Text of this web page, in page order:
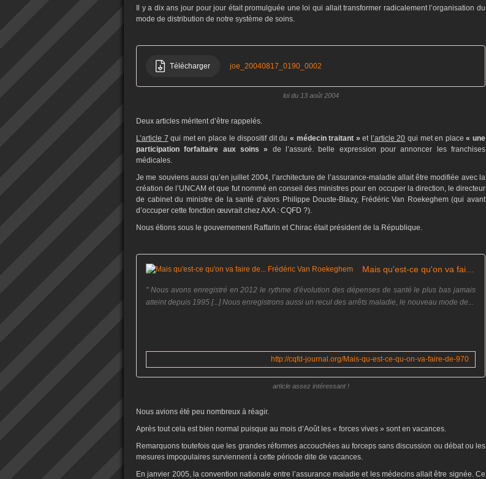
Il y a dix ans jour pour jour était promulguée une loi qui allait transformer radicalement l’organisation du
mode de distribution de notre système de soins.
Télécharger joe_20040817_0190_0002
loi du 13 août 2004
Deux articles méritent d’être rappelés.
L’article 7 qui met en place le dispositif dit du « médecin traitant »et l’article 20 qui met en place« une
participation forfaitaire aux soins » de l’assuré. belle expression pour annoncer les franchises
médicales.
Je me souviens aussi qu’en juillet 2004, l’architecture de l’assurance-maladie allait être modifiée avec la
création de l’UNCAM et que fut nommé en conseil des ministres pour en occuper la direction, le directeur
de cabinet du ministre de la santé d’alors Philippe Douste-Blazy, Frédéric Van Roekeghem (qui avant
d’occuper cette fonction œuvrait chez AXA : CQFD ?).
Nous étions sous le gouvernement Raffarin et Chirac était président de la République.
" Nous avons enregistré en 2012 le rythme d'évolution des dépenses de santé le plus bas jamais
atteint depuis 1995 [...] Nous enregistrons aussi un recul des arrêts maladie, le nouveau mode de...
http://cqfd-journal.org/Mais-qu-est-ce-qu-on-va-faire-de-970
article assez intéressant !
Nous avions été peu nombreux à réagir.
Après tout cela est bien normal puisque au mois d’Août les « forces vives » sont en vacances.
Remarquons toutefois que les grandes réformes accouchées au forceps sans discussion ou débat ou les
mesures impopulaires surviennent à cette période dite de vacances.
En janvier 2005, la convention nationale entre l’assurance maladie et les médecins allait être signée. Ce